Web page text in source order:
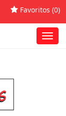
Favoritos (0)